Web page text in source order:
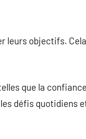
leurs objectifs.
que la
défis quotidiens